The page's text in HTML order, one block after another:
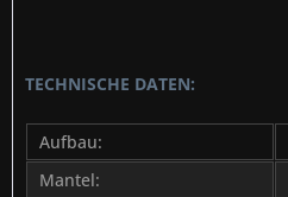
TECHNISCHE DATEN:
Aufbau:
Mantel: